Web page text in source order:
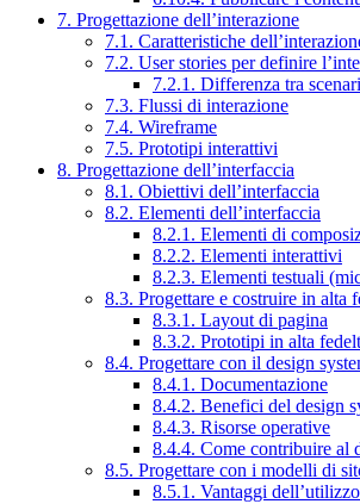
7. Progettazione dell’interazione
7.1. Caratteristiche
7.2. User stories per definire
7.2.1. Differenza tra
7.3. Flussi di interazione
7.4. Wireframe
7.5. Prototipi interattivi
8. Progettazione dell’interfaccia
8.1. Obiettivi dell’interfaccia
8.2. Elementi dell’interfaccia
8.2.1. Elementi di
8.2.2. Elementi interattivi
8.2.3. Elementi testuali
8.3. Progettare e costruire in alta
8.3.1. Layout di pagina
8.3.2. Prototipi in alta
8.4. Progettare con il design
8.4.1. Documentazione
8.4.2. Benefici del design
8.4.3. Risorse operative
8.4.4. Come contribuire al
8.5. Progettare con i modelli di
8.5.1. Vantaggi